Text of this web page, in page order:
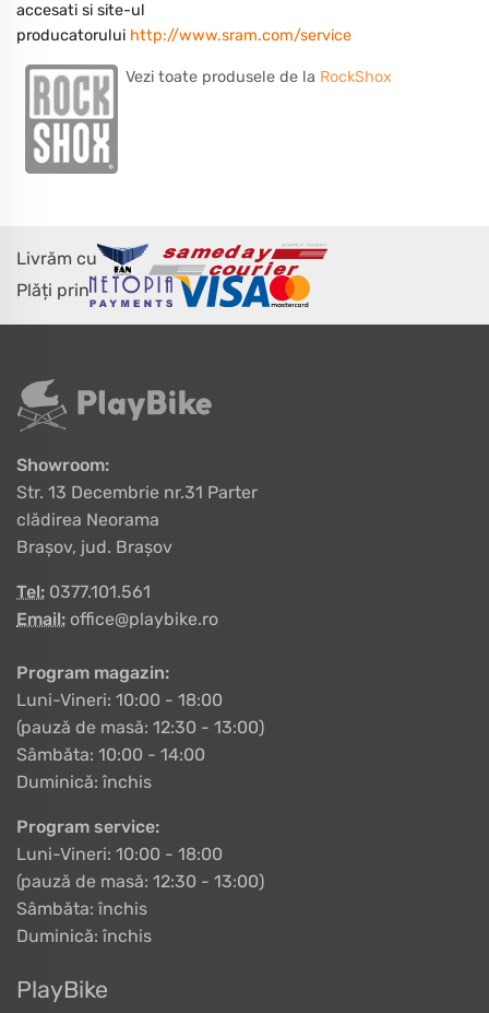
accesati si site-ul
producatorului http://www.sram.com/service
Vezi toate produsele de la RockShox
Livrăm cu
Plăți prin
Showroom:
Str. 13 Decembrie nr.31 Parter
clădirea Neorama
Brașov, jud. Brașov
Tel: 0377.101.561
Email: office@playbike.ro
Program magazin:
Luni-Vineri: 10:00 - 18:00
(pauză de masă: 12:30 - 13:00)
Sâmbăta: 10:00 - 14:00
Duminică: închis
Program service:
Luni-Vineri: 10:00 - 18:00
(pauză de masă: 12:30 - 13:00)
Sâmbăta: închis
Duminică: închis
PlayBike